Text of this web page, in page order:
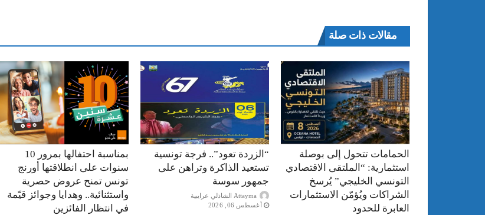
مقالات ذات صلة
بمناسبة احتفالها بمرور 10
سنوات على انطلاقتها أورنج
تونس تمنح عروض حصرية
واستثنائية.. وهدايا وجوائز قيّمة
في انتظار الفائزين
“الزردة تعود”.. فرجة تونسية
تستعيد الذاكرة وتراهن على
جمهور سوسة
Attayma الشاذلي عرايبية
أغسطس 06, 2026
الحمامات تتحول إلى بوصلة
استثمارية: “الملتقى الاقتصادي
التونسي الخليجي” يُرسخ
الشراكات ويُؤمّن الاستثمارات
العابرة للحدود